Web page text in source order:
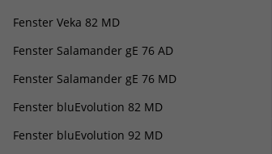
Fenster Veka 82 MD
Fenster Salamander gE 76 AD
Fenster Salamander gE 76 MD
Fenster bluEvolution 82 MD
Fenster bluEvolution 92 MD